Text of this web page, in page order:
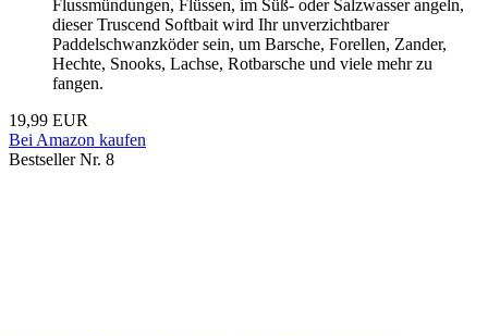
Flussmündungen, Flüssen, im Süß- oder Salzwasser angeln,
dieser Truscend Softbait wird Ihr unverzichtbarer
Paddelschwanzköder sein, um Barsche, Forellen, Zander,
Hechte, Snooks, Lachse, Rotbarsche und viele mehr zu
fangen.
19,99 EUR
Bei Amazon kaufen
Bestseller Nr. 8